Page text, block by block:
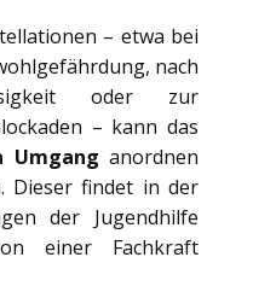
– etwa bei
nach
oder zur
– kann das
Umgang anordnen
Dieser findet in der
der Jugendhilfe
einer Fachkraft